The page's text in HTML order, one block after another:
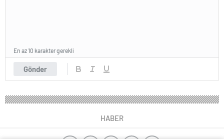
Gönder
En az 10 karakter gerekli
HABER